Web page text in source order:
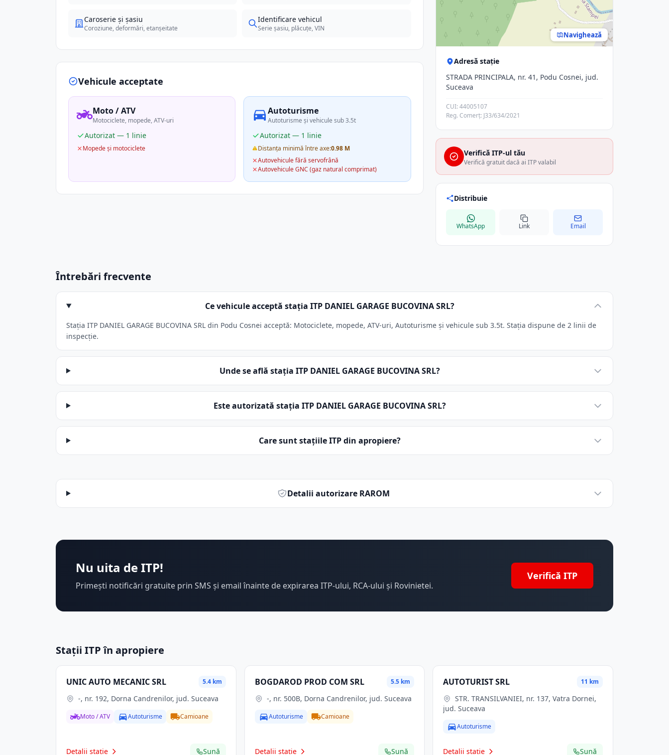
Caroserie și șasiu
Coroziune, deformări, etanșeitate
Identificare vehicul
Serie șasiu, plăcuțe, VIN
Vehicule acceptate
Moto / ATV
Motociclete, mopede, ATV-uri
Autorizat — 1 linie
Mopede și motociclete
Autoturisme
Autoturisme și vehicule sub 3.5t
Autorizat — 1 linie
Distanța minimă între axe:0.98 M
Autovehicule fără servofrână
Autovehicule GNC (gaz natural comprimat)
Navighează
Adresă stație
STRADA PRINCIPALA, nr. 41, Podu Cosnei, jud.
Suceava
CUI: 44005107
Reg. Comerț: J33/634/2021
Verifică ITP-ul tău
Verifică gratuit dacă ai ITP valabil
Distribuie
WhatsApp Link Email
Întrebări frecvente
Ce vehicule acceptă stația ITP DANIEL GARAGE BUCOVINA SRL?
Stația ITP DANIEL GARAGE BUCOVINA SRL din Podu Cosnei acceptă: Motociclete, mopede, ATV-uri, Autoturisme și vehicule sub 3.5t. Stația dispune de 2 linii de
inspecție.
Unde se află stația ITP DANIEL GARAGE BUCOVINA SRL?
Este autorizată stația ITP DANIEL GARAGE BUCOVINA SRL?
Care sunt stațiile ITP din apropiere?
Detalii autorizare RAROM
Nu uita de ITP!
Primești notificări gratuite prin SMS și email înainte de expirarea ITP-ului, RCA-ului și Rovinietei.
Verifică ITP
Stații ITP în apropiere
UNIC AUTO MECANIC SRL 5.4 km
-, nr. 192, Dorna Candrenilor, jud. Suceava
Moto / ATV Autoturisme Camioane
Detalii stație Sună
BOGDAROD PROD COM SRL 5.5 km
-, nr. 500B, Dorna Candrenilor, jud. Suceava
Autoturisme Camioane
Detalii stație Sună
AUTOTURIST SRL 11 km
STR. TRANSILVANIEI, nr. 137, Vatra Dornei,
jud. Suceava
Autoturisme
Detalii stație Sună